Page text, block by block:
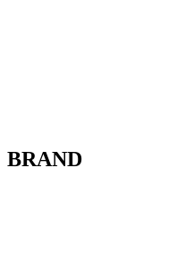
BRAND